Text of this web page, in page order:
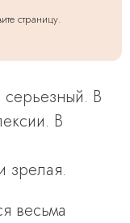
страницу.
серьезный. В
В
зрелая.
весьма